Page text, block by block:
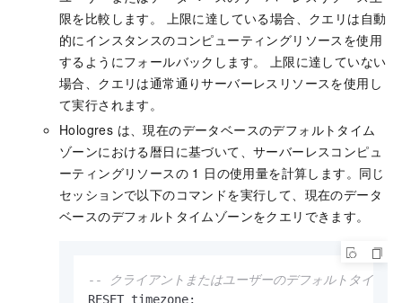
限を比較します。 上限に達している場合、クエリは自動
的にインスタンスのコンピューティングリソースを使用
するようにフォールバックします。 上限に達していない
場合、クエリは通常通りサーバーレスリソースを使用し
て実行されます。
Hologres は、現在のデータベースのデフォルトタイム
ゾーンにおける暦日に基づいて、サーバーレスコンピュ
ーティングリソースの 1 日の使用量を計算します。同じ
セッションで以下のコマンドを実行して、現在のデータ
ベースのデフォルトタイムゾーンをクエリできます。
-- クライアントまたはユーザーのデフォルトタイム